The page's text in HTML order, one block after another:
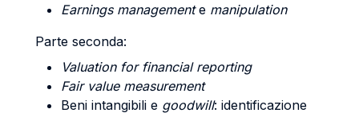
Earnings managemente manipulation
Parte seconda:
Valuation for financial reporting
Fair value measurement
Beni intangibili e goodwill: identificazione